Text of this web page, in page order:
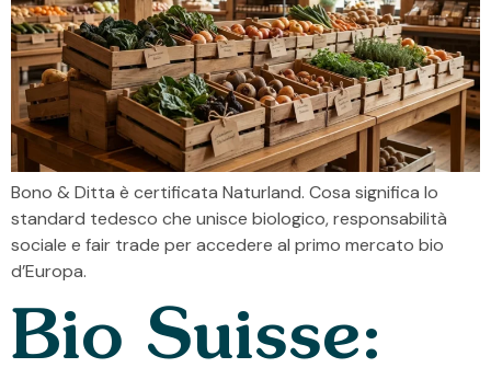
Bono & Ditta è certificata Naturland. Cosa significa lo
standard tedesco che unisce biologico, responsabilità
sociale e fair trade per accedere al primo mercato bio
d’Europa.
Bio Suisse: